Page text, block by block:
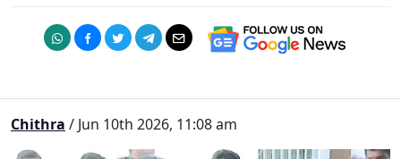
Chithra / Jun 10th 2026, 11:08 am